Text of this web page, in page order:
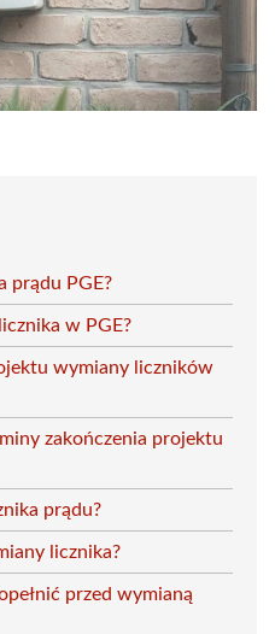
prądu PGE?
w PGE?
wymiany liczników
zakończenia projektu
prądu?
licznika?
przed wymianą